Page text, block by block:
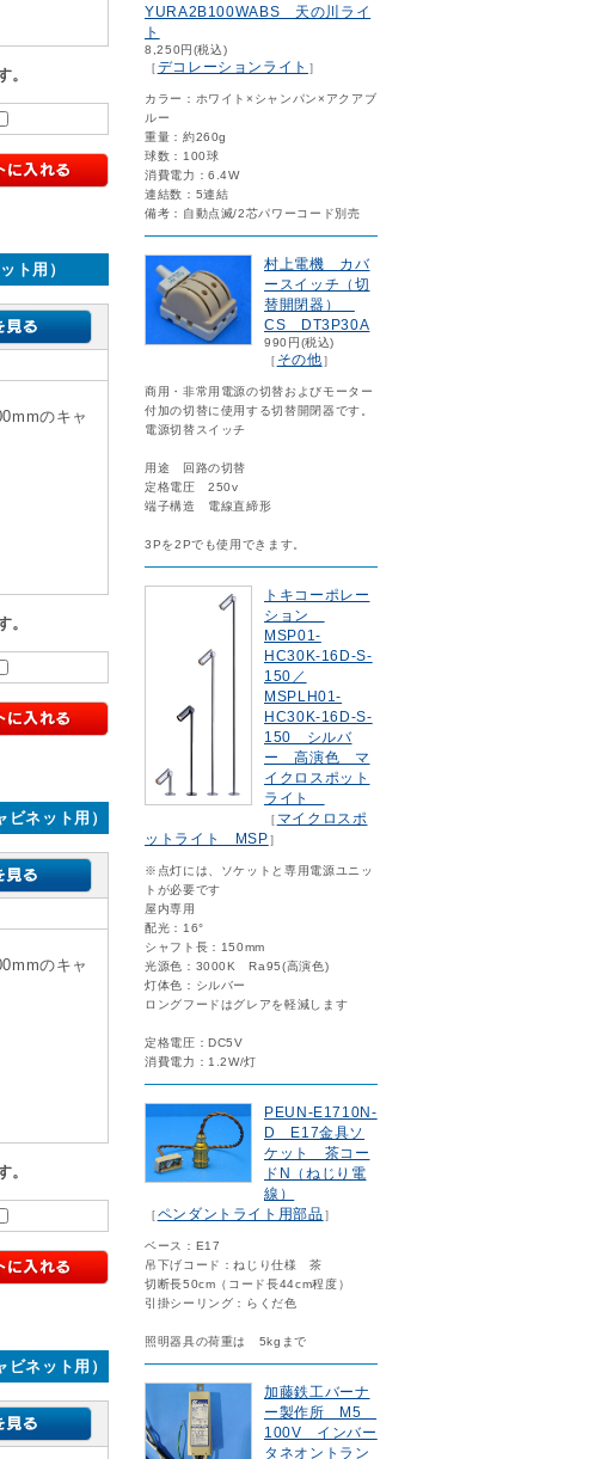
。
ト用）
のキャ
。
ネット用）
のキャ
。
ネット用）
YURA2B100WABS 天の川ライ
ト
8,250円(税込)
［デコレーションライト ］
カラー：ホワイト×シャンパン×アクアブ
ルー
重量：約260g
球数：100球
消費電力：6.4W
連結数：5連結
備考：自動点滅/2芯パワーコード別売
村上電機 カバ
ースイッチ（切
替開閉器）
CS DT3P30A
990円(税込)
［ その他］
商用・非常用電源の切替およびモーター
付加の切替に使用する切替開閉器です。
電源切替スイッチ
用途 回路の切替
定格電圧 250v
端子構造 電線直締形
3Pを2Pでも使用できます。
トキコーポレー
ション
MSP01-
HC30K-16D-S-
150／
MSPLH01-
HC30K-16D-S-
150 シルバ
ー 高演色 マ
イクロスポット
ライト
［ マイクロスポ
ットライト MSP］
※点灯には、ソケットと専用電源ユニッ
トが必要です
屋内専用
配光：16°
シャフト長：150mm
光源色：3000K Ra95(高演色)
灯体色：シルバー
ロングフードはグレアを軽減します
定格電圧：DC5V
消費電力：1.2W/灯
PEUN-E1710N-
D E17金具ソ
ケット 茶コー
ドN（ねじり電
線）
［ペンダントライト用部品］
ベース：E17
吊下げコード：ねじり仕様 茶
切断長50cm（コード長44cm程度）
引掛シーリング：らくだ色
照明器具の荷重は 5kgまで
加藤鉄工バーナ
ー製作所 M5
100V インバー
タネオントラン